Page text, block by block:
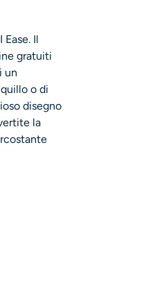
Il
gratuiti
un
o di
disegno
la